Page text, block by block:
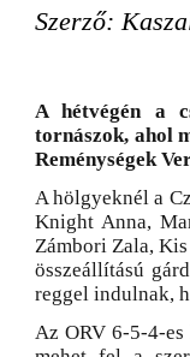
Szerző:
A hétvégén a
tornászok, ahol
Reménységek
A hölgyeknél a
Knight Anna,
Zámbori Zala,
összeállítású
reggel indulnak,
Az ORV 6-5-4-